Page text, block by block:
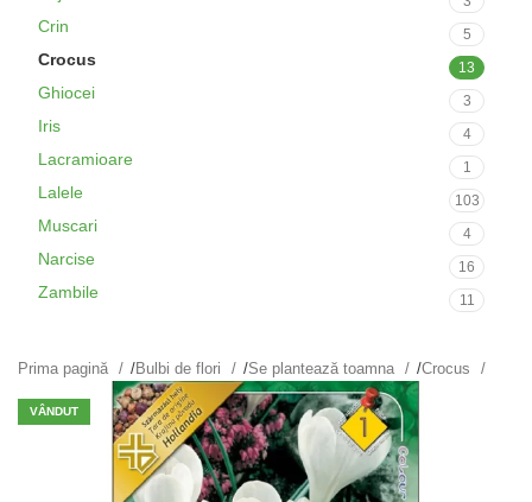
Crin 5
Crocus 13
Ghiocei 3
Iris 4
Lacramioare 1
Lalele 103
Muscari 4
Narcise 16
Zambile 11
Prima pagină /Bulbi de flori /Se plantează toamna /Crocus
VÂNDUT